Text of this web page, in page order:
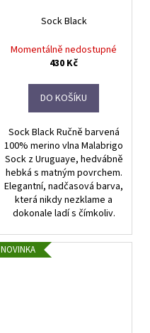
Sock Black
Momentálně nedostupné
430 Kč
DO KOŠÍKU
Sock Black Ručně barvená
100% merino vlna Malabrigo
Sock z Uruguaye, hedvábně
hebká s matným povrchem.
Elegantní, nadčasová barva,
která nikdy nezklame a
dokonale ladí s čímkoliv.
NOVINKA